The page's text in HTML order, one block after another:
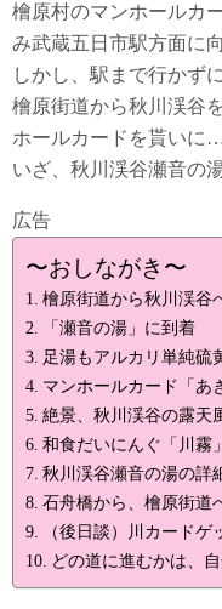
檜原村のマンホールカ
み武蔵五日市駅方面に向
しかし、駅まで行かず
檜原街道から秋川渓谷
ホールカードを貰いに
いざ、秋川渓谷瀬音の
広告
〜おしながき〜
檜原街道から秋川渓谷
「瀬音の湯」に到着
足湯もアルカリ単純硫
マンホールカード「あ
絶景、秋川渓谷の露天
和食だいにんぐ「川霧」
秋川渓谷瀬音の湯の詳
石舟橋から、檜原街道
（後日談）川カードゲ
どの道に進むかは、